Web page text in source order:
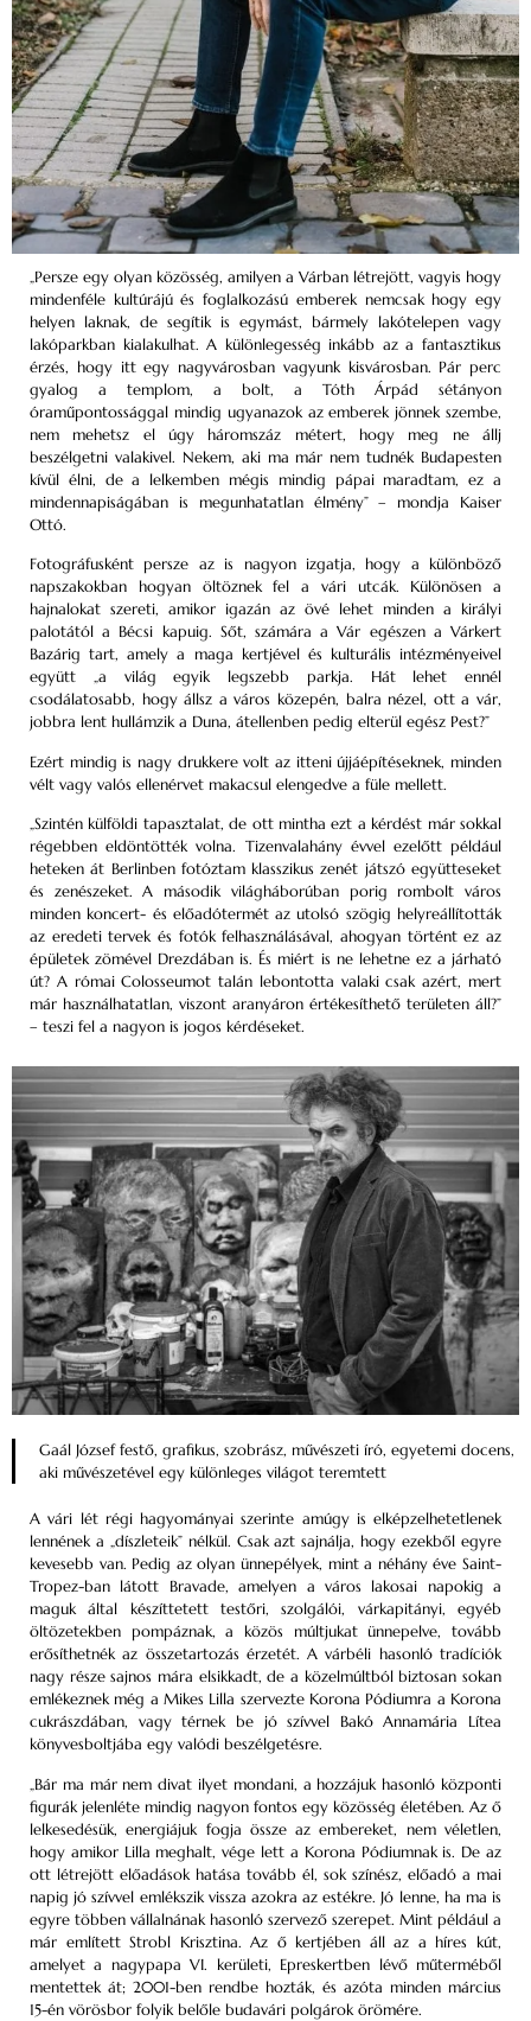
„Persze egy olyan közösség, amilyen a Várban létrejött, vagyis hogy
mindenféle kultúrájú és foglalkozású emberek nemcsak hogy egy
helyen laknak, de segítik is egymást, bármely lakótelepen vagy
lakóparkban kialakulhat. A különlegesség inkább az a fantasztikus
érzés, hogy itt egy nagyvárosban vagyunk kisvárosban. Pár perc
gyalog a templom, a bolt, a Tóth Árpád sétányon
óraműpontossággal mindig ugyanazok az emberek jönnek szembe,
nem mehetsz el úgy háromszáz métert, hogy meg ne állj
beszélgetni valakivel. Nekem, aki ma már nem tudnék Budapesten
kívül élni, de a lelkemben mégis mindig pápai maradtam, ez a
mindennapiságában is megunhatatlan élmény” – mondja Kaiser
Ottó.
Fotográfusként persze az is nagyon izgatja, hogy a különböző
napszakokban hogyan öltöznek fel a vári utcák. Különösen a
hajnalokat szereti, amikor igazán az övé lehet minden a királyi
palotától a Bécsi kapuig. Sőt, számára a Vár egészen a Várkert
Bazárig tart, amely a maga kertjével és kulturális intézményeivel
együtt „a világ egyik legszebb parkja. Hát lehet ennél
csodálatosabb, hogy állsz a város közepén, balra nézel, ott a vár,
jobbra lent hullámzik a Duna, átellenben pedig elterül egész Pest?”
Ezért mindig is nagy drukkere volt az itteni újjáépítéseknek, minden
vélt vagy valós ellenérvet makacsul elengedve a füle mellett.
„Szintén külföldi tapasztalat, de ott mintha ezt a kérdést már sokkal
régebben eldöntötték volna. Tizenvalahány évvel ezelőtt például
heteken át Berlinben fotóztam klasszikus zenét játszó együtteseket
és zenészeket. A második világháborúban porig rombolt város
minden koncert- és előadótermét az utolsó szögig helyreállították
az eredeti tervek és fotók felhasználásával, ahogyan történt ez az
épületek zömével Drezdában is. És miért is ne lehetne ez a járható
út? A római Colosseumot talán lebontotta valaki csak azért, mert
már használhatatlan, viszont aranyáron értékesíthető területen áll?”
– teszi fel a nagyon is jogos kérdéseket.
Gaál József festő, grafikus, szobrász, művészeti író, egyetemi docens,
aki művészetével egy különleges világot teremtett
A vári lét régi hagyományai szerinte amúgy is elképzelhetetlenek
lennének a „díszleteik” nélkül. Csak azt sajnálja, hogy ezekből egyre
kevesebb van. Pedig az olyan ünnepélyek, mint a néhány éve Saint-
Tropez-ban látott Bravade, amelyen a város lakosai napokig a
maguk által készíttetett testőri, szolgálói, várkapitányi, egyéb
öltözetekben pompáznak, a közös múltjukat ünnepelve, tovább
erősíthetnék az összetartozás érzetét. A várbéli hasonló tradíciók
nagy része sajnos mára elsikkadt, de a közelmúltból biztosan sokan
emlékeznek még a Mikes Lilla szervezte Korona Pódiumra a Korona
cukrászdában, vagy térnek be jó szívvel Bakó Annamária Lítea
könyvesboltjába egy valódi beszélgetésre.
„Bár ma már nem divat ilyet mondani, a hozzájuk hasonló központi
figurák jelenléte mindig nagyon fontos egy közösség életében. Az ő
lelkesedésük, energiájuk fogja össze az embereket, nem véletlen,
hogy amikor Lilla meghalt, vége lett a Korona Pódiumnak is. De az
ott létrejött előadások hatása tovább él, sok színész, előadó a mai
napig jó szívvel emlékszik vissza azokra az estékre. Jó lenne, ha ma is
egyre többen vállalnának hasonló szervező szerepet. Mint például a
már említett Strobl Krisztina. Az ő kertjében áll az a híres kút,
amelyet a nagypapa VI. kerületi, Epreskertben lévő műterméből
mentettek át; 2001-ben rendbe hozták, és azóta minden március
15-én vörösbor folyik belőle budavári polgárok örömére.